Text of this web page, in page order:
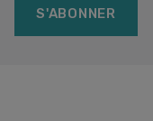
S'ABONNER